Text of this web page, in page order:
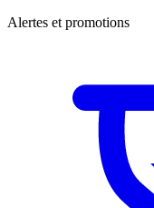
Alertes et promotions